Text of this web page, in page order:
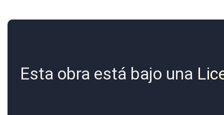
Esta obra está bajo una